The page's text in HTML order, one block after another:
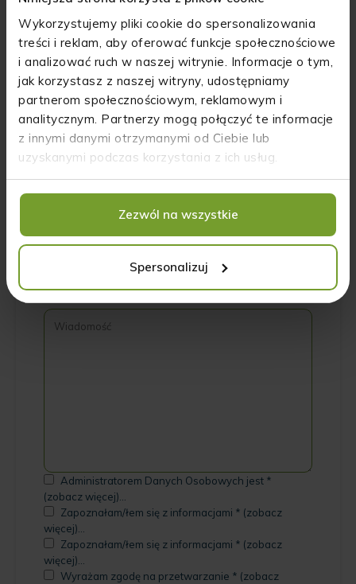
Wykorzystujemy pliki cookie do spersonalizowania
treści i reklam, aby oferować funkcje społecznościowe
i analizować ruch w naszej witrynie. Informacje o tym,
jak korzystasz z naszej witryny, udostępniamy
partnerom społecznościowym, reklamowym i
analitycznym. Partnerzy mogą połączyć te informacje
z innymi danymi otrzymanymi od Ciebie lub
uzyskanymi podczas korzystania z ich usług.
Zezwól na wszystkie
Spersonalizuj
Administratorem Danych Osobowych jest *
(zobacz więcej)...
Zapoznałam/łem się z informacjami * (zobacz
więcej)...
Zapoznałam/łem się z informacjami * (zobacz
więcej)...
Wyrażam zgodę na przetwarzanie * (zobacz